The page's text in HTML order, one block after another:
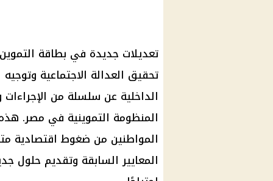
تعديلات جديدة في بطاقة التموين
تحقيق العدالة الاجتماعية
الداخلية عن سلسلة من
المنظومة التموينية في مصر.
المواطنين من ضغوط اقتصادية
المعايير السابقة وتقديم حلول